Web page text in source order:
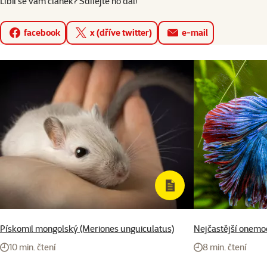
facebook x (dříve twitter)
e-mail
Pískomil mongolský (Meriones unguiculatus)
10 min. čtení
Nejčastější
8 min. čtení